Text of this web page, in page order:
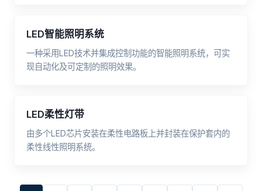
LED智能照明系统
一种采用LED技术并集成控制功能的智能照明系统，可实
现自动化及可定制的照明效果。
LED柔性灯带
由多个LED芯片安装在柔性电路板上并封装在保护套内的
柔性线性照明系统。